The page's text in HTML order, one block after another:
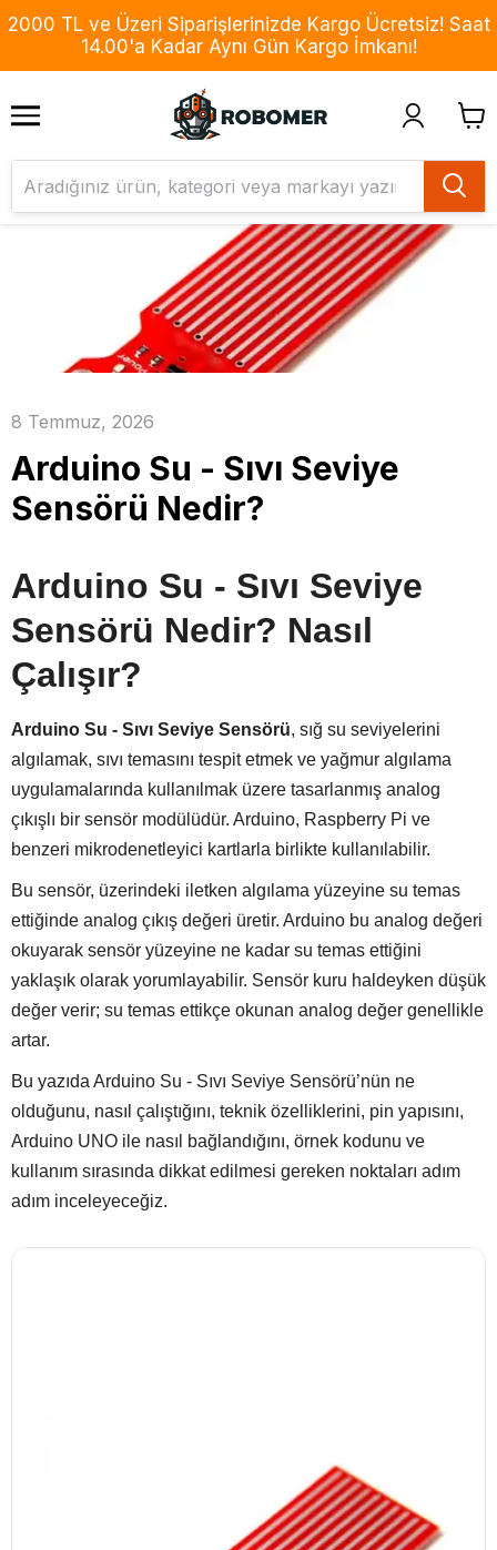
2000 TL ve Üzeri Siparişlerinizde Kargo Ücretsiz! Saat
14.00'a Kadar Aynı Gün Kargo İmkanı!
8 Temmuz, 2026
Arduino Su - Sıvı Seviye
Sensörü Nedir?
Arduino Su - Sıvı Seviye
Sensörü Nedir? Nasıl
Çalışır?
Arduino Su - Sıvı Seviye Sensörü, sığ su seviyelerini
algılamak, sıvı temasını tespit etmek ve yağmur algılama
uygulamalarında kullanılmak üzere tasarlanmış analog
çıkışlı bir sensör modülüdür. Arduino, Raspberry Pi ve
benzeri mikrodenetleyici kartlarla birlikte kullanılabilir.
Bu sensör, üzerindeki iletken algılama yüzeyine su temas
ettiğinde analog çıkış değeri üretir. Arduino bu analog değeri
okuyarak sensör yüzeyine ne kadar su temas ettiğini
yaklaşık olarak yorumlayabilir. Sensör kuru haldeyken düşük
değer verir; su temas ettikçe okunan analog değer genellikle
artar.
Bu yazıda Arduino Su - Sıvı Seviye Sensörü’nün ne
olduğunu, nasıl çalıştığını, teknik özelliklerini, pin yapısını,
Arduino UNO ile nasıl bağlandığını, örnek kodunu ve
kullanım sırasında dikkat edilmesi gereken noktaları adım
adım inceleyeceğiz.